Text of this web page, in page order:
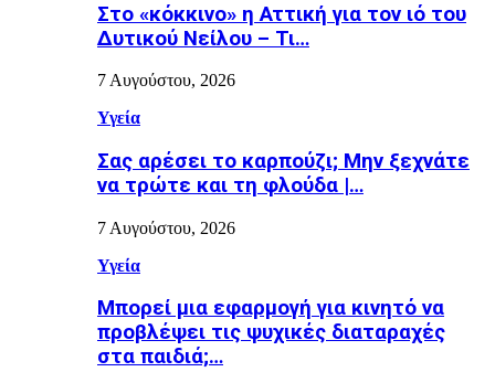
Στο «κόκκινο» η Αττική για τον ιό του
Δυτικού Νείλου – Τι…
7 Αυγούστου, 2026
Υγεία
Σας αρέσει το καρπούζι; Μην ξεχνάτε
να τρώτε και τη φλούδα |…
7 Αυγούστου, 2026
Υγεία
Μπορεί μια εφαρμογή για κινητό να
προβλέψει τις ψυχικές διαταραχές
στα παιδιά;…